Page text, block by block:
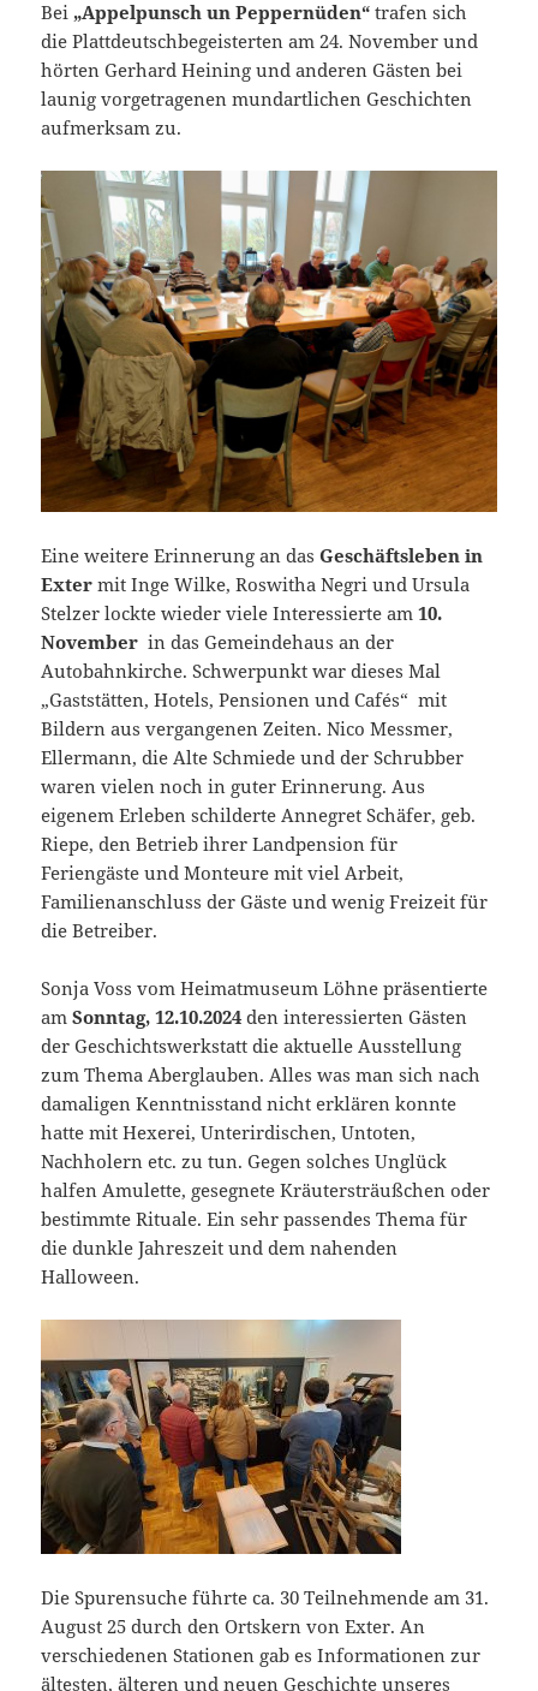
Bei „Appelpunsch un Peppernüden“ trafen sich
die Plattdeutschbegeisterten am 24. November und
hörten Gerhard Heining und anderen Gästen bei
launig vorgetragenen mundartlichen Geschichten
aufmerksam zu.
Eine weitere Erinnerung an dasGeschäftsleben in
Exter mit Inge Wilke, Roswitha Negri und Ursula
Stelzer lockte wieder viele Interessierte am10.
November in das Gemeindehaus an der
Autobahnkirche. Schwerpunkt war dieses Mal
„Gaststätten, Hotels, Pensionen und Cafés“ mit
Bildern aus vergangenen Zeiten. Nico Messmer,
Ellermann, die Alte Schmiede und der Schrubber
waren vielen noch in guter Erinnerung. Aus
eigenem Erleben schilderte Annegret Schäfer, geb.
Riepe, den Betrieb ihrer Landpension für
Feriengäste und Monteure mit viel Arbeit,
Familienanschluss der Gäste und wenig Freizeit für
die Betreiber.
Sonja Voss vom Heimatmuseum Löhne präsentierte
amSonntag, 12.10.2024 den interessierten Gästen
der Geschichtswerkstatt die aktuelle Ausstellung
zum Thema Aberglauben. Alles was man sich nach
damaligen Kenntnisstand nicht erklären konnte
hatte mit Hexerei, Unterirdischen, Untoten,
Nachholern etc. zu tun. Gegen solches Unglück
halfen Amulette, gesegnete Kräutersträußchen oder
bestimmte Rituale. Ein sehr passendes Thema für
die dunkle Jahreszeit und dem nahenden
Halloween.
Die Spurensuche führte ca. 30 Teilnehmende am 31.
August 25 durch den Ortskern von Exter. An
verschiedenen Stationen gab es Informationen zur
ältesten, älteren und neuen Geschichte unseres